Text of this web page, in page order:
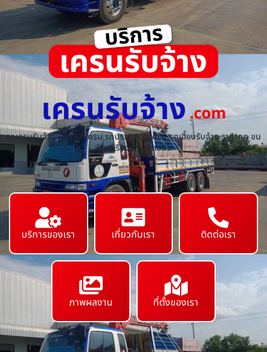
เครนรับจ้าง.com
รถเครนรับจ้าง ให้เช่ารถเครน รถบรรทุกติดเครน รถเฮี๊ยบรับจ้าง ราคาถูก ขน
ย้ายเครื่องจักร ทุกชนิด
บริการของเรา เกี่ยวกับเรา ติดต่อเรา
ภาพผลงาน ที่ตั้งของเรา